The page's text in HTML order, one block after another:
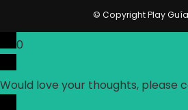
© Copyright Play
0
Would love your thoughts, please